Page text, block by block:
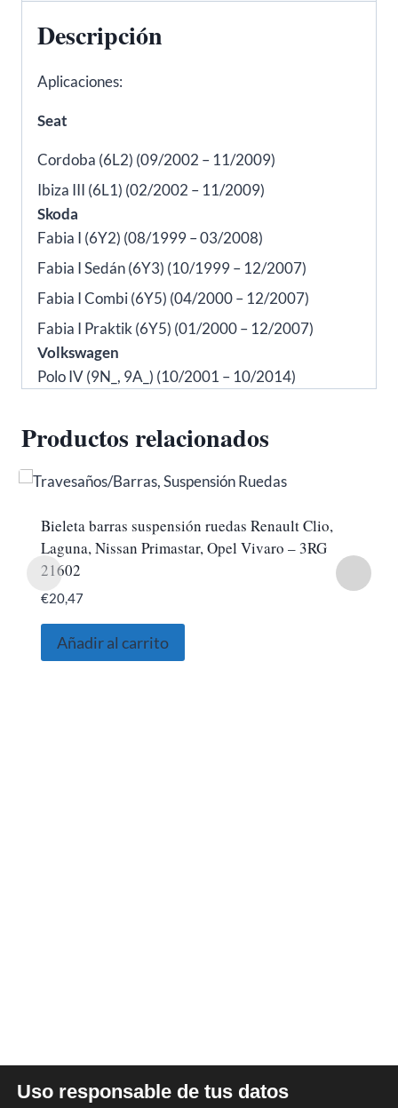
04671
Descripción
Aplicaciones:
Seat
Cordoba (6L2) (09/2002 – 11/2009)
Ibiza III (6L1) (02/2002 – 11/2009)
Skoda
Fabia I (6Y2) (08/1999 – 03/2008)
Fabia I Sedán (6Y3) (10/1999 – 12/2007)
Fabia I Combi (6Y5) (04/2000 – 12/2007)
Fabia I Praktik (6Y5) (01/2000 – 12/2007)
Volkswagen
Polo IV (9N_, 9A_) (10/2001 – 10/2014)
Productos relacionados
Bieleta barras suspensión ruedas Renault Clio,
Laguna, Nissan Primastar, Opel Vivaro – 3RG
21602
€20,47
Añadir al carrito
Uso responsable de tus datos